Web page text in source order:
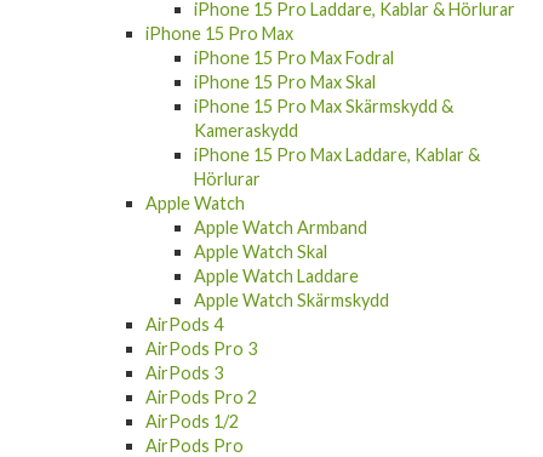
iPhone 15 Pro Laddare, Kablar & Hörlurar
iPhone 15 Pro Max
iPhone 15 Pro Max Fodral
iPhone 15 Pro Max Skal
iPhone 15 Pro Max Skärmskydd &
Kameraskydd
iPhone 15 Pro Max Laddare, Kablar &
Hörlurar
Apple Watch
Apple Watch Armband
Apple Watch Skal
Apple Watch Laddare
Apple Watch Skärmskydd
AirPods 4
AirPods Pro 3
AirPods 3
AirPods Pro 2
AirPods 1/2
AirPods Pro